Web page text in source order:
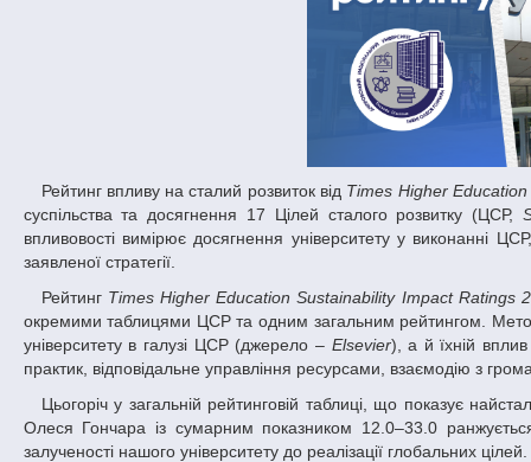
Рейтинг впливу на сталий розвиток від Times Higher Education
суспільства та досягнення 17 Цілей сталого розвитку (ЦСР,
впливовості вимірює досягнення університету у виконанні
заявленої стратегії.
Рейтинг Times Higher Education Sustainability Impact Ratings
окремими таблицями ЦСР та одним загальним рейтингом.
університету в галузі ЦСР (джерело – Elsevier), а й їхній вплив
практик, відповідальне управління ресурсами, взаємодію з
Цьогоріч у загальній рейтинговій таблиці, що показує найсталіші університети з усього світу, Дніпровський національний університет імені
Олеся Гончара із сумарним показником 12.0–33.0
залученості нашого університету до реалізації глобальних цілей.